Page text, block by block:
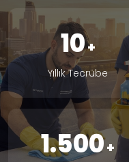
10
Yıllık Tecrübe
1.500